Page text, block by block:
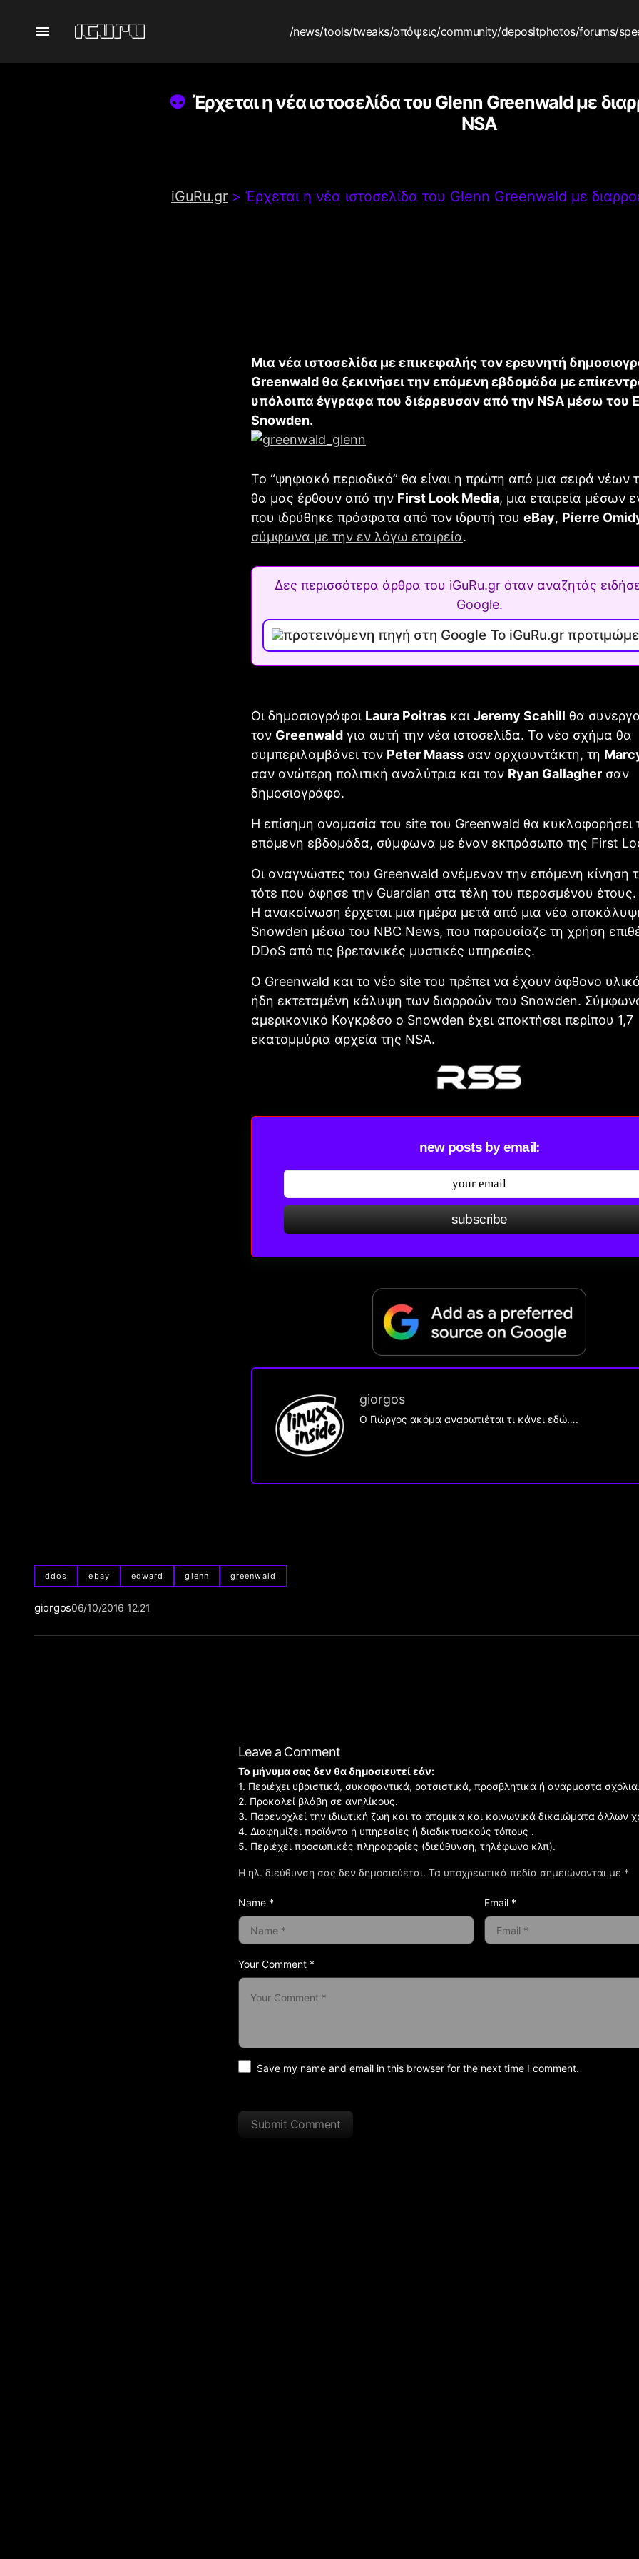
/news/tools/tweaks/απόψεις/community/depositphotos/forums/
Έρχεται η νέα ιστοσελίδα του Glenn Greenwald με
NSA
iGuRu.gr > Έρχεται η νέα ιστοσελίδα του Glenn Greenwald με
Μια νέα ιστοσελίδα με επικεφαλής τον ερευνητή
Greenwald θα ξεκινήσει την επόμενη εβδομάδα με
υπόλοιπα έγγραφα που διέρρευσαν από την NSA μέσω του
Snowden.
Το “ψηφιακό περιοδικό” θα είναι η πρώτη από μια σειρά νέων
θα μας έρθουν από την First Look Media, μια εταιρεία μέσων
που ιδρύθηκε πρόσφατα από τον ιδρυτή του eBay, Pierre
σύμφωνα με την εν λόγω εταιρεία.
Δες περισσότερα άρθρα του iGuRu.gr όταν αναζητάς
Google.
Το iGuRu.gr
Οι δημοσιογράφοι Laura Poitras και Jeremy Scahill θα
τον Greenwald για αυτή την νέα ιστοσελίδα. Το νέο σχήμα θα
συμπεριλαμβάνει τον Peter Maass σαν αρχισυντάκτη, τη
σαν ανώτερη πολιτική αναλύτρια και τον Ryan Gallagher σαν
δημοσιογράφο.
Η επίσημη ονομασία του site του Greenwald θα κυκλοφορήσει
επόμενη εβδομάδα, σύμφωνα με έναν εκπρόσωπο της First
Οι αναγνώστες του Greenwald ανέμεναν την επόμενη κίνηση
τότε που άφησε την Guardian στα τέλη του περασμένου έτους.
Η ανακοίνωση έρχεται μια ημέρα μετά από μια νέα
Snowden μέσω του NBC News, που παρουσίαζε τη χρήση
DDoS από τις βρετανικές μυστικές υπηρεσίες.
Ο Greenwald και το νέο site του πρέπει να έχουν άφθονο
ήδη εκτεταμένη κάλυψη των διαρροών του Snowden.
αμερικανικό Κογκρέσο ο Snowden έχει αποκτήσει περίπου 1,7
εκατομμύρια αρχεία της NSA.
new posts by email:
subscribe
giorgos
Ο Γιώργος ακόμα αναρωτιέται τι κάνει εδώ….
ddos ebay edward glenn greenwald
giorgos06/10/2016 12:21
Leave a Comment
Η ηλ. διεύθυνση σας δεν δημοσιεύεται. Τα υποχρεωτικά πεδία σημειώνονται με *
Your Comment *
Το μήνυμα σας δεν θα δημοσιευτεί εάν:
1. Περιέχει υβριστικά, συκοφαντικά, ρατσιστικά, προσβλητικά ή ανάρμοστα σχόλια.
2. Προκαλεί βλάβη σε ανηλίκους.
3. Παρενοχλεί την ιδιωτική ζωή και τα ατομικά και κοινωνικά δικαιώματα άλλων
4. Διαφημίζει προϊόντα ή υπηρεσίες ή διαδικτυακούς τόπους .
5. Περιέχει προσωπικές πληροφορίες (διεύθυνση, τηλέφωνο κλπ).
Name * Email *
Save my name and email in this browser for the next time I comment.
Submit Comment